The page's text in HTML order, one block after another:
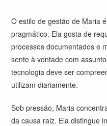
O estilo de gestão de Maria
pragmático. Ela gosta de
processos documentados e
sente à vontade com
tecnologia deve ser
utilizam diariamente.
Sob pressão, Maria
da causa raiz. Ela distingue